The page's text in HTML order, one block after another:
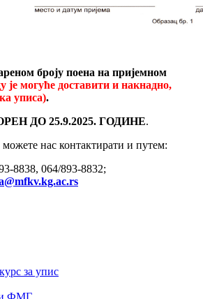
броју поена на пријемном
је могуће доставити и накнадно,
уписа).
ДО 25.9.2025. ГОДИНЕ.
нас контактирати и путем:
8838, 064/893-8832;
за упис